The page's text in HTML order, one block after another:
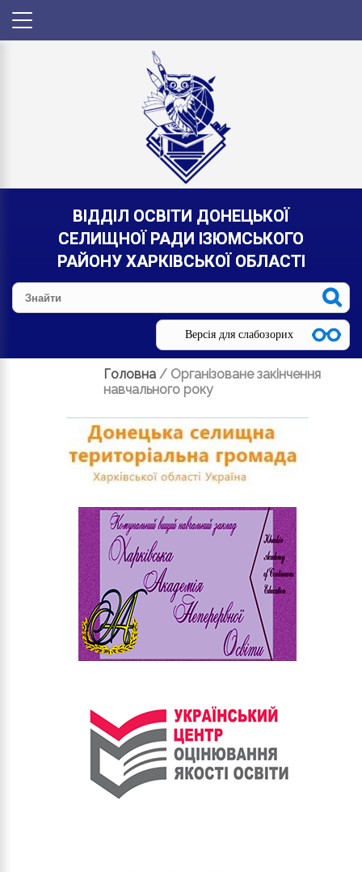
ВІДДІЛ ОСВІТИ ДОНЕЦЬКОЇ
СЕЛИЩНОЇ РАДИ ІЗЮМСЬКОГО
РАЙОНУ ХАРКІВСЬКОЇ ОБЛАСТІ
Версія для слабозорих
Головна / Організоване закінчення
навчального року